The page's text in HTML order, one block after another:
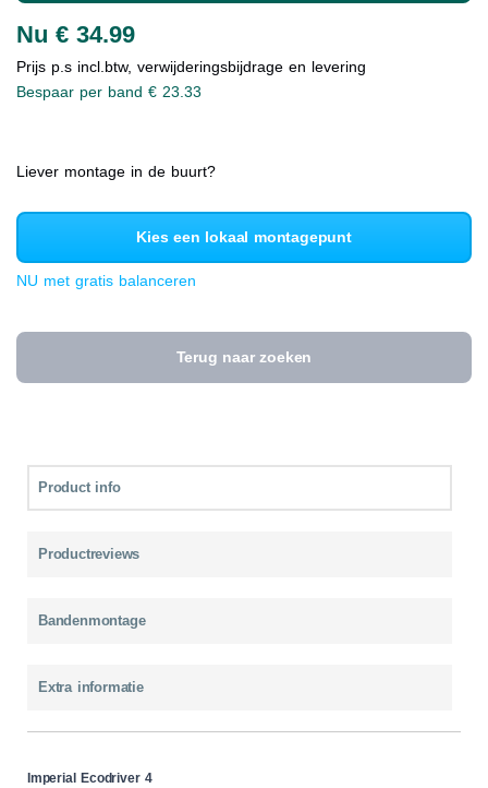
Nu € 34.99
Prijs p.s incl.btw, verwijderingsbijdrage en levering
Bespaar per band € 23.33
Liever montage in de buurt?
Kies een lokaal montagepunt
NU met gratis balanceren
Terug naar zoeken
Product info
Productreviews
Bandenmontage
Extra informatie
Imperial Ecodriver 4